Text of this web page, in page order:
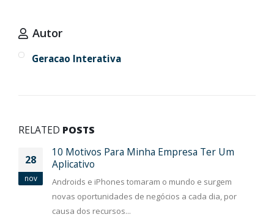
Autor
Geracao Interativa
RELATED POSTS
28
nov
10 Motivos Para Minha Empresa Ter Um
Aplicativo
Androids e iPhones tomaram o mundo e surgem
novas oportunidades de negócios a cada dia, por
causa dos recursos...